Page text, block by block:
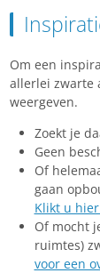
Om een
allerlei zwarte
weergeven.
Zoekt je
Geen
Of
gaan
Klikt u
Of mocht
ruimtes)
voor een